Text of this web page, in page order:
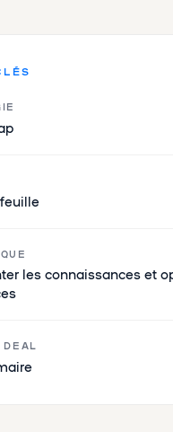
les connaissances et
DEAL